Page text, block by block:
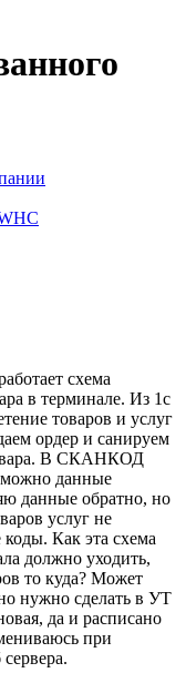
схема
в терминале. Из 1с
товаров и услуг
ордер и санируем
В СКАНКОД
данные
данные обратно, но
услуг не
Как эта схема
должно уходить,
то куда? Может
нужно сделать в УТ
да и расписано
при